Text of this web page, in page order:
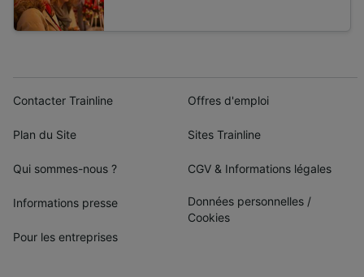
Contacter Trainline
Plan du Site
Qui sommes-nous ?
Informations presse
Pour les entreprises
Offres d'emploi
Sites Trainline
CGV & Informations légales
Données personnelles /
Cookies